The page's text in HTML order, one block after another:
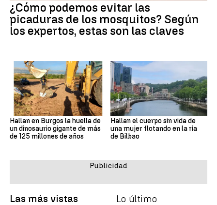
¿Cómo podemos evitar las
picaduras de los mosquitos? Según
los expertos, estas son las claves
Hallan en Burgos la huella de
un dinosaurio gigante de más
de 125 millones de años
Hallan el cuerpo sin vida de
una mujer flotando en la ría
de Bilbao
Las más vistas Lo último